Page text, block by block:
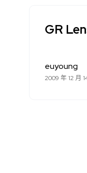
GR
euyoung
2009 年 12 月